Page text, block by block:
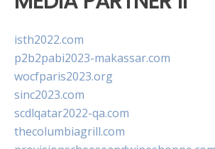
isth2022.com
p2b2pabi2023-makassar.com
wocfparis2023.org
sinc2023.com
scdlqatar2022-qa.com
thecolumbiagrill.com